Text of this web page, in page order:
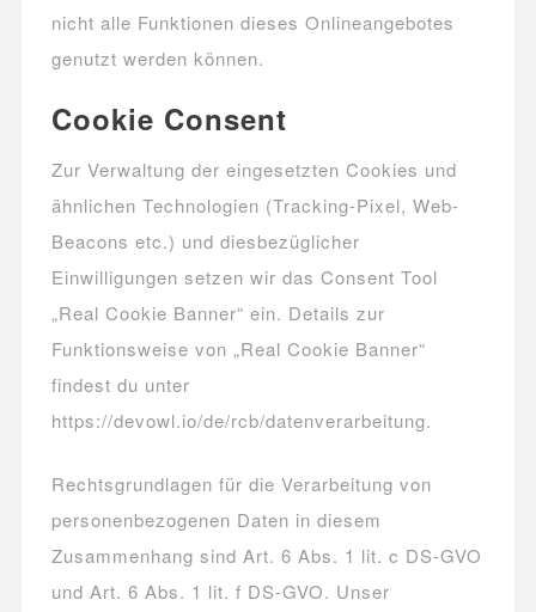
nicht alle Funktionen dieses Onlineangebotes
genutzt werden können.
Cookie Consent
Zur Verwaltung der eingesetzten Cookies und
ähnlichen Technologien (Tracking-Pixel, Web-
Beacons etc.) und diesbezüglicher
Einwilligungen setzen wir das Consent Tool
„Real Cookie Banner“ ein. Details zur
Funktionsweise von „Real Cookie Banner“
findest du unter
https://devowl.io/de/rcb/datenverarbeitung.
Rechtsgrundlagen für die Verarbeitung von
personenbezogenen Daten in diesem
Zusammenhang sind Art. 6 Abs. 1 lit. c DS-GVO
und Art. 6 Abs. 1 lit. f DS-GVO. Unser